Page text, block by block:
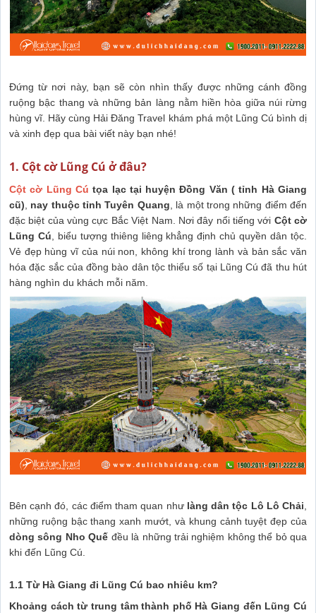
Đứng từ nơi này, bạn sẽ còn nhìn thấy được những cánh đồng
ruộng bậc thang và những bản làng nằm hiền hòa giữa núi rừng
hùng vĩ. Hãy cùng Hải Đăng Travel khám phá một Lũng Cú bình dị
và xinh đẹp qua bài viết này bạn nhé!
1. Cột cờ Lũng Cú ở đâu?
Cột cờ Lũng Cú tọa lạc tại huyện Đồng Văn ( tỉnh Hà Giang
cũ)
nay thuộc tỉnh Tuyên Quang , là một trong những điểm đến
đặc biệt của vùng cực Bắc Việt Nam. Nơi đây nổi tiếng với Cột cờ
Lũng Cú , biểu tượng thiêng liêng khẳng định chủ quyền dân tộc.
Vẻ đẹp hùng vĩ của núi non, không khí trong lành và bản sắc văn
hóa đặc sắc của đồng bào dân tộc thiểu số tại Lũng Cú đã thu hút
hàng nghìn du khách mỗi năm.
Bên cạnh đó, các điểm tham quan như làng dân tộc Lô Lô Chải
những ruộng bậc thang xanh mướt, và khung cảnh tuyệt đẹp của
dòng sông Nho Quế đều là những trải nghiệm không thể bỏ qua
khi đến Lũng Cú.
1.1 Từ Hà Giang đi Lũng Cú bao nhiêu km?
Khoảng cách từ trung tâm thành phố Hà Giang đến Lũng Cú